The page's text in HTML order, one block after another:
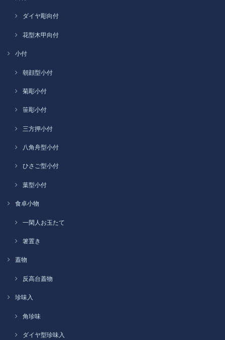
ダイヤ彫向付
花型木甲向付
小付
朝顔型小付
菊彫小付
笹彫小付
三方押小付
八角舟型小付
ひさご型小付
葉型小付
食卓小物
一閑人お玉たて
箸置き
蓋物
反高台蓋物
珍味入
角珍味
ダイヤ型珍味入